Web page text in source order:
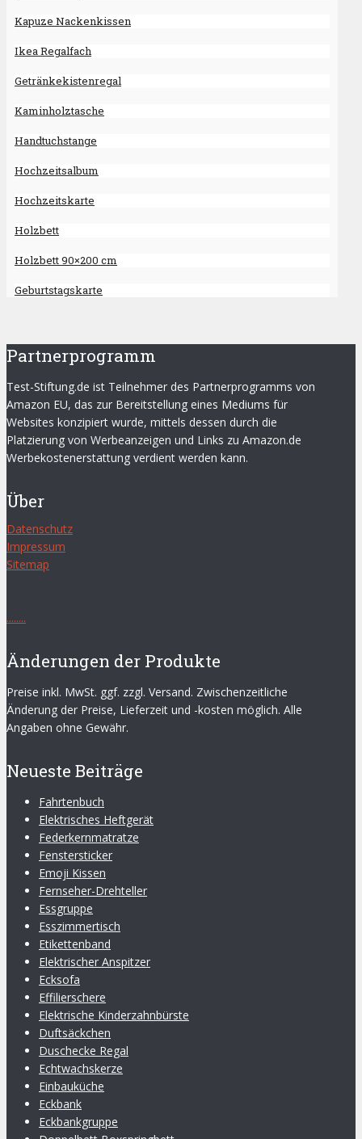
Kapuze Nackenkissen
Ikea Regalfach
Getränkekistenregal
Kaminholztasche
Handtuchstange
Hochzeitsalbum
Hochzeitskarte
Holzbett
Holzbett 90×200 cm
Geburtstagskarte
Partnerprogramm
Test-Stiftung.de ist Teilnehmer des Partnerprogramms von
Amazon EU, das zur Bereitstellung eines Mediums für
Websites konzipiert wurde, mittels dessen durch die
Platzierung von Werbeanzeigen und Links zu Amazon.de
Werbekostenerstattung verdient werden kann.
Über
Datenschutz
Impressum
Sitemap
........
Änderungen der Produkte
Preise inkl. MwSt. ggf. zzgl. Versand. Zwischenzeitliche
Änderung der Preise, Lieferzeit und -kosten möglich. Alle
Angaben ohne Gewähr.
Neueste Beiträge
Fahrtenbuch
Elektrisches Heftgerät
Federkernmatratze
Fenstersticker
Emoji Kissen
Fernseher-Drehteller
Essgruppe
Esszimmertisch
Etikettenband
Elektrischer Anspitzer
Ecksofa
Effilierschere
Elektrische Kinderzahnbürste
Duftsäckchen
Duschecke Regal
Echtwachskerze
Einbauküche
Eckbank
Eckbankgruppe